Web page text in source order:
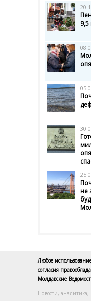
не
Любое
согласия
Молдавские
Новости,